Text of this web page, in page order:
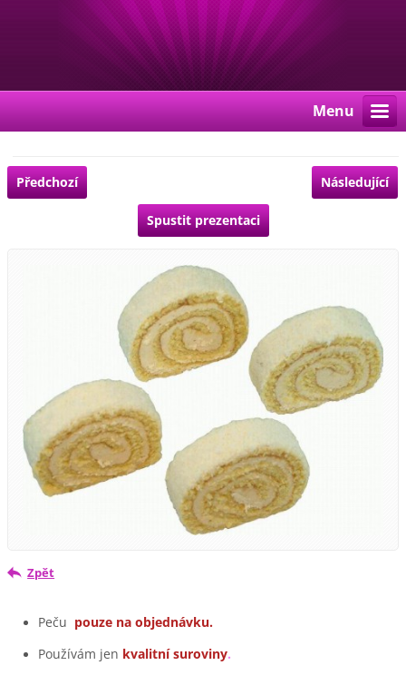
Menu
Předchozí Následující
Spustit prezentaci
Zpět
Peču pouze na objednávku.
Používám jen kvalitní suroviny.